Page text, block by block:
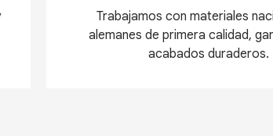
Trabajamos con materiales
alemanes de primera calidad,
acabados duraderos.